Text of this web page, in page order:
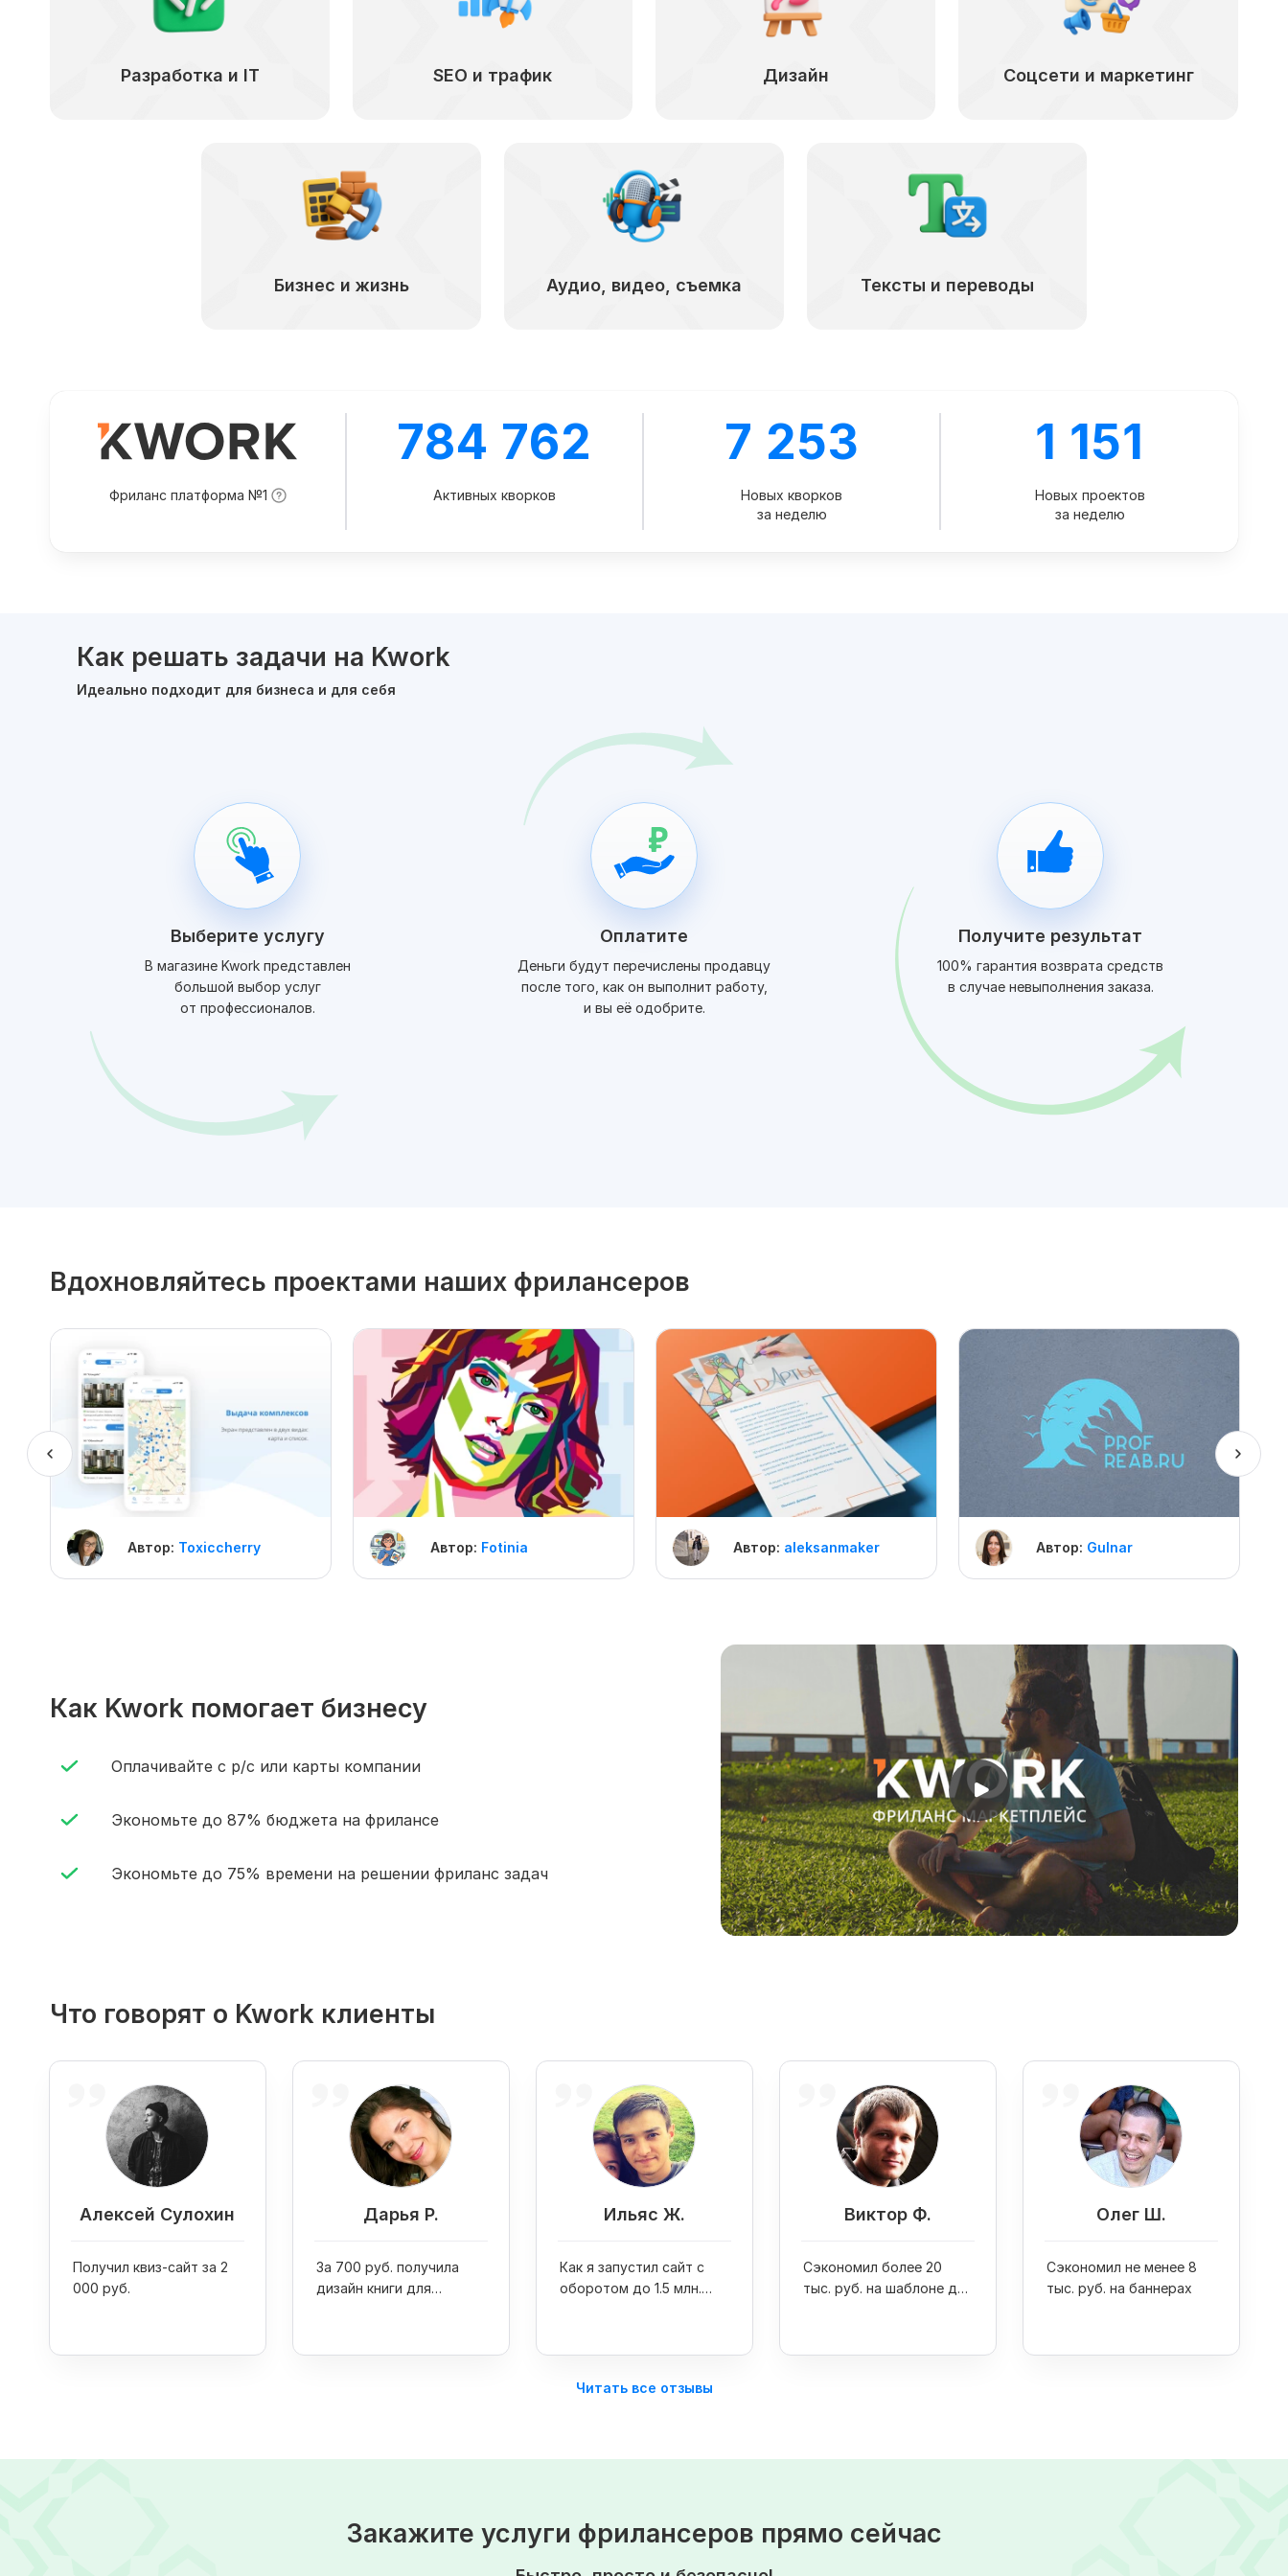
Разработка и IT SEO и трафик Дизайн Соцсети и маркетинг
Бизнес и жизнь Аудио, видео, съемка Тексты и переводы
Фриланс платформа №1
784 762
Активных кворков
7 253
Новых кворков
за неделю
1 151
Новых проектов
за неделю
Как решать задачи на Kwork
Идеально подходит для бизнеса и для себя
Выберите услугу
В магазине Kwork представлен
большой выбор услуг
от профессионалов.
Оплатите
Деньги будут перечислены продавцу
после того, как он выполнит работу,
и вы её одобрите.
Получите результат
100% гарантия возврата средств
в случае невыполнения заказа.
Вдохновляйтесь проектами наших фрилансеров
Автор: Toxiccherry Автор: Fotinia Автор: aleksanmaker Автор: Gulnar
Как Kwork помогает бизнесу
Оплачивайте с р/с или карты компании
Экономьте до 87% бюджета на фрилансе
Экономьте до 75% времени на решении фриланс задач
Что говорят о Kwork клиенты
Алексей Сулохин
Получил квиз-сайт за 2
000 руб.
Дарья Р.
За 700 руб. получила
дизайн книги для
Ильяс Ж.
Как я запустил сайт с
оборотом до 1.5 млн.
Виктор Ф.
Сэкономил более 20
тыс. руб. на шаблоне для
Олег Ш.
Сэкономил не менее 8
тыс. руб. на баннерах
Читать все отзывы
Закажите услуги фрилансеров прямо сейчас